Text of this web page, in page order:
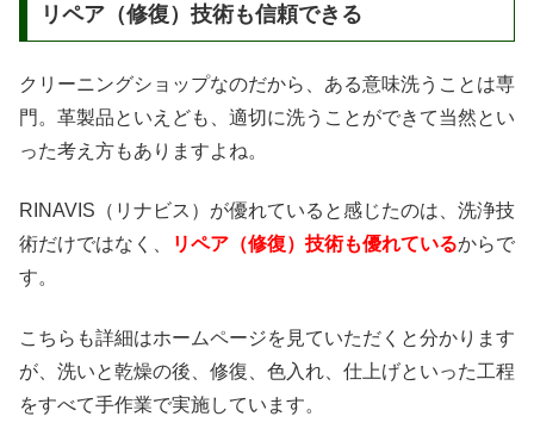
リペア（修復）技術も信頼できる
クリーニングショップなのだから、ある意味洗うことは専
門。革製品といえども、適切に洗うことができて当然とい
った考え方もありますよね。
RINAVIS（リナビス）が優れていると感じたのは、洗浄技
術だけではなく、
リペア（修復）技術も優れているからで
す。
こちらも詳細はホームページを見ていただくと分かります
が、洗いと乾燥の後、修復、色入れ、仕上げといった工程
をすべて手作業で実施しています。